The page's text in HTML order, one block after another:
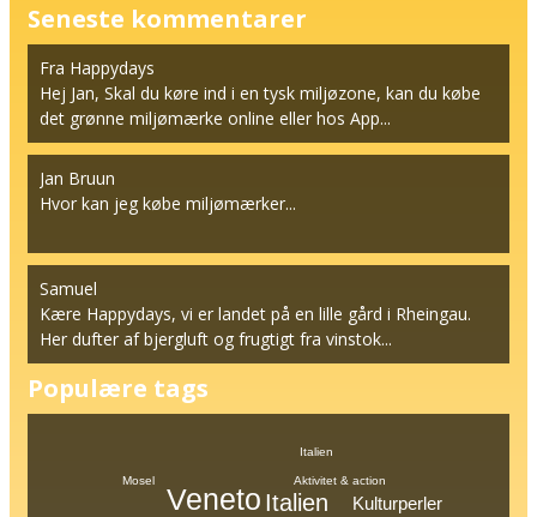
Seneste kommentarer
Fra Happydays
Hej Jan, Skal du køre ind i en tysk miljøzone, kan du købe
det grønne miljømærke online eller hos App...
Jan Bruun
Hvor kan jeg købe miljømærker...
Samuel
Kære Happydays, vi er landet på en lille gård i Rheingau.
Her dufter af bjergluft og frugtigt fra vinstok...
Populære tags
Veneto Italien Kulturperler
Aktivitet & action
Italien
Mosel